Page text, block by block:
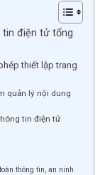
tin điện tử tổng
thiết lập trang
quản lý nội dung
tin điện tử
thông tin, an ninh